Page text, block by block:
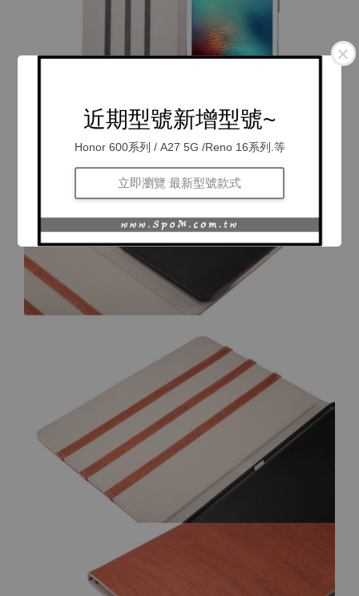
近期型號新增型號~
Honor 600系列 / A27 5G /Reno 16系列.等
立即瀏覽 最新型號款式